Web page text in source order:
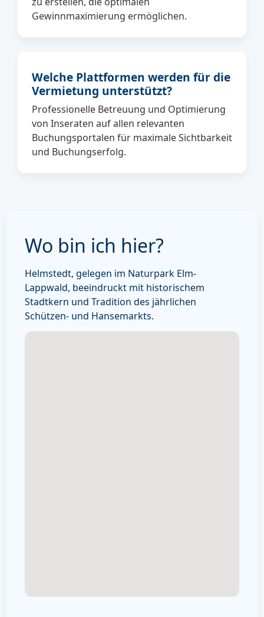
Gewinnmaximierung ermöglichen.
Welche Plattformen werden für die
Vermietung unterstützt?
Professionelle Betreuung und Optimierung
von Inseraten auf allen relevanten
Buchungsportalen für maximale Sichtbarkeit
und Buchungserfolg.
Wo bin ich hier?
Helmstedt, gelegen im Naturpark Elm-
Lappwald, beeindruckt mit historischem
Stadtkern und Tradition des jährlichen
Schützen- und Hansemarkts.